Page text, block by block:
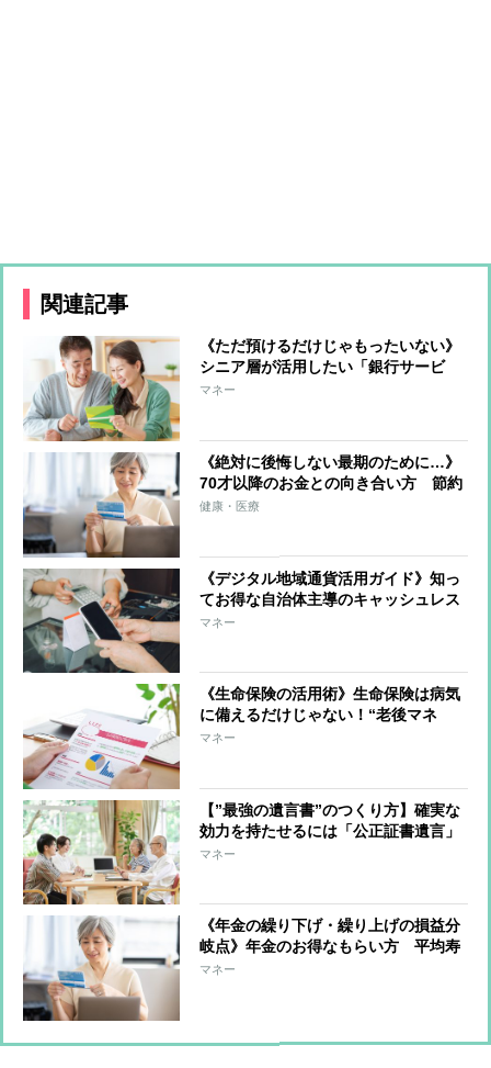
関連記事
《ただ預けるだけじゃもったいない》
シニア層が活用したい「銀行サービ
ス」 手数料無料、金利優遇、終活サ
マネー
《絶対に後悔しない最期のために…》
70才以降のお金との向き合い方 節約
に走るのではなく「自分で貯めたお金
健康・医療
《デジタル地域通貨活用ガイド》知っ
てお得な自治体主導のキャッシュレス
決済システムを徹底解説
マネー
《生命保険の活用術》生命保険は病気
に備えるだけじゃない！“老後マネ
ー”を増やして貯める「貯蓄」「投
マネー
【”最強の遺言書”のつくり方】確実な
効力を持たせるには「公正証書遺言」
を選択 必要に応じて何度でもつくり
マネー
《年金の繰り下げ・繰り上げの損益分
岐点》年金のお得なもらい方 平均寿
命を考えれば「妻は繰り下げ、夫は繰
マネー